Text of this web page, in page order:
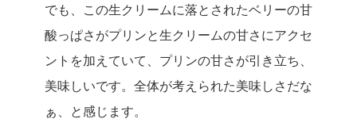
でも、この生クリームに落とされたベリーの甘
酸っぱさがプリンと生クリームの甘さにアクセ
ントを加えていて、プリンの甘さが引き立ち、
美味しいです。 全体が考えられた美味しさだな
ぁ、と感じます。